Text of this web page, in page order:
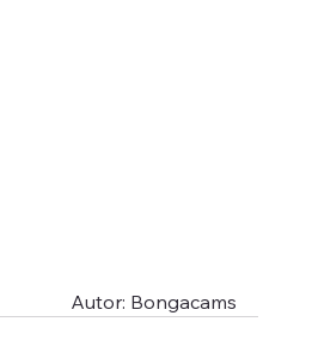
Autor: Bongacams